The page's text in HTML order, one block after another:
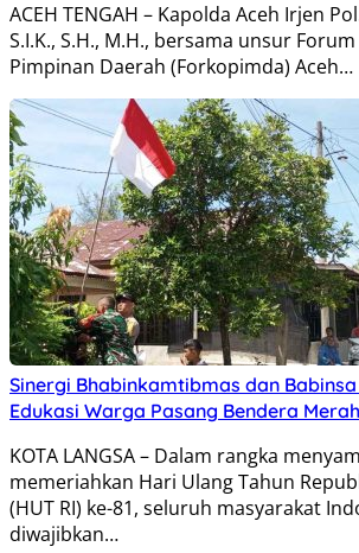
ACEH TENGAH – Kapolda Aceh Irjen
S.I.K., S.H., M.H., bersama unsur
Pimpinan Daerah (Forkopimda) Aceh…
Sinergi Bhabinkamtibmas dan
Edukasi Warga Pasang Bendera
KOTA LANGSA – Dalam rangka
memeriahkan Hari Ulang Tahun
(HUT RI) ke-81, seluruh masyarakat
diwajibkan…